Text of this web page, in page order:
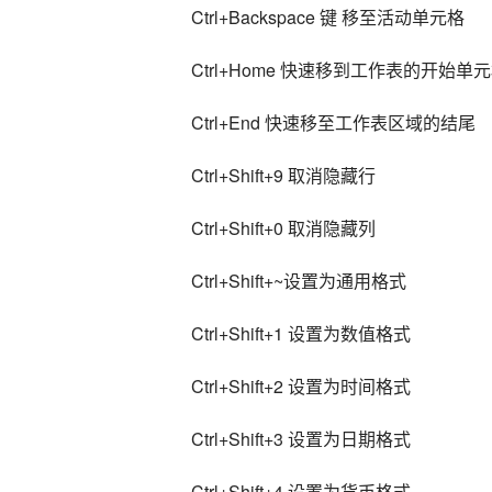
Ctrl+Backspace 键 移至活动单元格
Ctrl+Home 快速移到工作表的开始单
Ctrl+End 快速移至工作表区域的结尾
Ctrl+Shift+9 取消隐藏行
Ctrl+Shift+0 取消隐藏列
Ctrl+Shift+~设置为通用格式
Ctrl+Shift+1 设置为数值格式
Ctrl+Shift+2 设置为时间格式
Ctrl+Shift+3 设置为日期格式